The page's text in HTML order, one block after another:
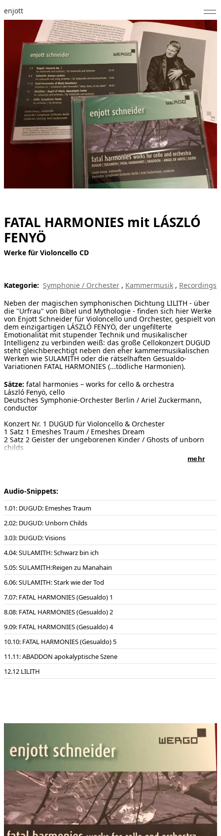
enjott
Selected Works
Werkverzeichnis
About
Fotos
Kalender
Notizen
[ Suche ]
Audio-Snippets:
01: DUGUD: Emeshes Traum
02: DUGUD: Unborn Childs
03: DUGUD: Visions
04: SULAMITH: Schwarz bin ich
05: SULAMITH:Reigen zu Manahain
06: SULAMITH: Stark wie der Tod
07: FATAL HARMONIES (Gesualdo) 1
08: FATAL HARMONIES (Gesualdo) 2
09: FATAL HARMONIES (Gesualdo) 4
10: FATAL HARMONIES (Gesualdo) 5
11: ABADDON apokalyptische Szene
12 LILITH
FATAL HARMONIES mit LÁSZLÓ
FENYÖ
Werke für Violoncello CD
Kategorie: Symphonie / Orchester , Kammermusik , Recordings
Neben der magischen symphonischen Dichtung LILITH - über
die "Urfrau" von Bibel und Mythologie - finden sich hier Werke
von Enjott Schneider für Violoncello und Orchester, gespielt von
dem einzigartigen LÁSZLÓ FENYÖ, der ungefilterte
Emotionalität mit stupender Technik und musikalischer
Intelligenz zu verbinden weiß: das große Cellokonzert DUGUD
steht gleichberechtigt neben den eher kammermusikalischen
Werken wie SULAMITH oder die rätselhaften Gesualdo-
Variationen FATAL HARMONIES (...tödliche Harmonien).
Sätze: fatal harmonies – works for cello & orchestra
László Fenyö, cello
Deutsches Symphonie-Orchester Berlin / Ariel Zuckermann,
conductor
Konzert Nr. 1 DUGUD für Violoncello & Orchester
1 Satz 1 Emeshes Traum / Emeshes Dream
2 Satz 2 Geister der ungeborenen Kinder / Ghosts of unborn
childs
5 II: Der Reigen zu Mahanaim
6 III: Stark wie der Tod ist die Liebe
FATAL HARMONIES OF BLACK SWEETNESS.
Variations on Gesualdos „Moro lasso al mio duolo“
7 I: Prologo ...armonie mortali
8 II: Cantilena: La belezza die Maria d’Avalos
9 III: Ballo Mortale (I)
10 IV: Ricercare
11 V: Ballo Mortale (II)
12 VI: Passacaglia della Morte ...morire d’asifissia su un’altalena
13 ABADDON – ANGEL OF ABYSS. Apocalyptic scene for
violoncello & orchestra
14 LILITH. SYMPHONIC POEM for orchestra
-----------------------------------------------------------------------
Tonaufnahme vom 1.-5. März 2016 Teldex Tonstudio Berlin
Tontechnik: PEGASUS MUSIKPRODUKTION Florian B. Schmidt &
Aki Matusch
Notenausgaben: 1-6 und 13 Schott-Music Mainz / 7-12 Strube-
Verlag München / 14 Ries & Erler Musikverlag Berlin
------------------------------------------------------------------------
Musikinstrument erschaffen, das dem Klangideal des Belcanto-
Tenors verpflichtet war und ausdrücklich für den solistischen
Ausdruck (noch nicht für eine Verwendung im Ensemble)
bestimmt war: das Violoncello. Vor genau 350 wurde es 1665 in
den „Sonate a due e a tre“ op. 4 des Giulio Ceasre Arresti als
und eben – so wie mich - auch Komponisten: es eignet sich
mehr als jedes andere Musikinstrument zur Darstellung
virtuoser Klangtechnik wie zum intensiven „Singen“ von
melischer Linien. Die timbrale Nähe zur männlichen
Tenorstimme ist unüberhörbar und führt zur melodischen
Intensität ohnegleichen. Wenn dann noch ein Solist vom Format
eines László Fenyö auf den Plan tritt, dann ist das Fest einer
sinnlichen Explosion sozusagen garantiert.
mehr